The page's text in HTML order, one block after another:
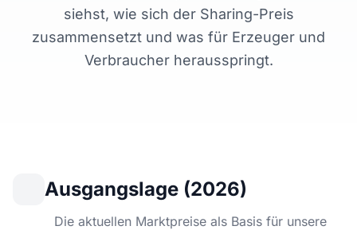
siehst, wie sich der Sharing-Preis
zusammensetzt und was für Erzeuger und
Verbraucher herausspringt.
Ausgangslage (2026)
Die aktuellen Marktpreise als Basis für unsere